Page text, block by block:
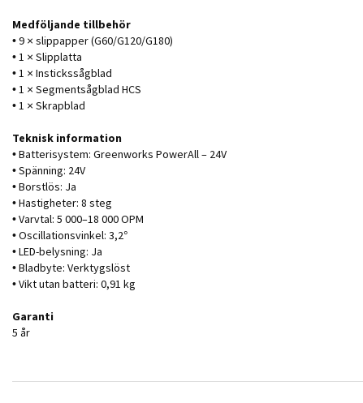
Medföljande tillbehör
• 9 × slippapper (G60/G120/G180)
• 1 × Slipplatta
• 1 × Instickssågblad
• 1 × Segmentsågblad HCS
• 1 × Skrapblad
Teknisk information
• Batterisystem: Greenworks PowerAll – 24V
• Spänning: 24V
• Borstlös: Ja
• Hastigheter: 8 steg
• Varvtal: 5 000–18 000 OPM
• Oscillationsvinkel: 3,2°
• LED-belysning: Ja
• Bladbyte: Verktygslöst
• Vikt utan batteri: 0,91 kg
Garanti
5 år